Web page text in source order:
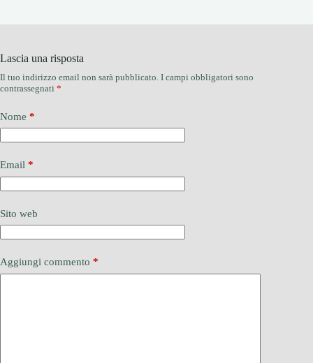
Lascia una risposta
Il tuo indirizzo email non sarà pubblicato. I campi obbligatori sono
contrassegnati *
Nome *
Email *
Sito web
Aggiungi commento *